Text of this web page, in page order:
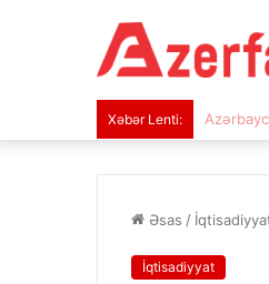
Xəbər Lenti:
Əsas /
İqtisadiyyat